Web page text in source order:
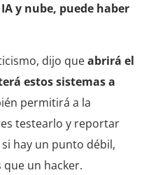
y nube, puede haber
dijo queabrirá el
estos sistemas a
permitirá a la
testearlo y reportar
hay un punto débil,
un hacker.